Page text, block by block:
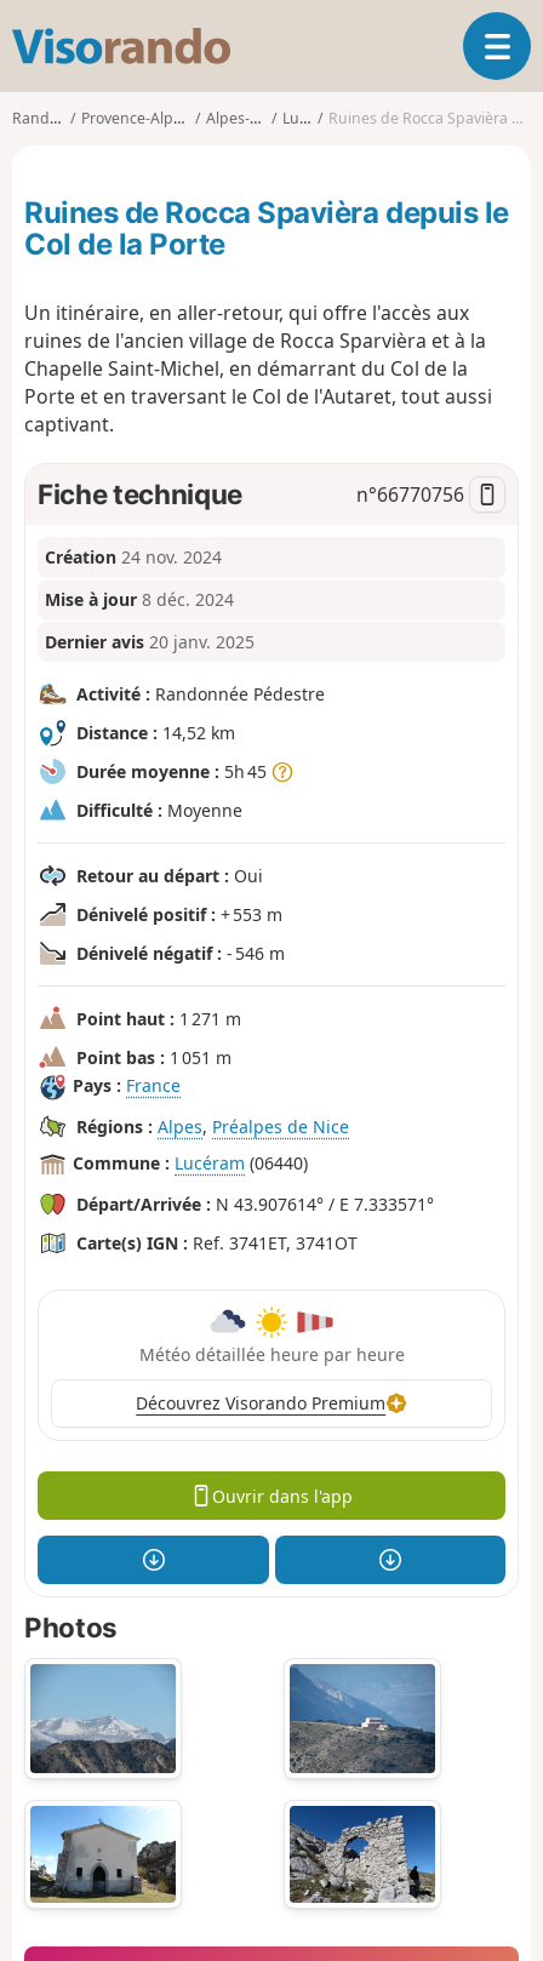
s
o
d
O
u
l
o
n
Randonnées Provence-Alpes-Côte d'Azur Alpes-Maritimes Lucéram Ruines de Rocca Spavièra depuis le Col de la Porte
Ruines de Rocca Spavièra depuis le
Col de la Porte
Un itinéraire, en aller-retour, qui offre l'accès aux
ruines de l'ancien village de Rocca Sparvièra et à la
Chapelle Saint-Michel, en démarrant du Col de la
Porte et en traversant le Col de l'Autaret, tout aussi
captivant.
Fiche technique n°66770756
Création 24 nov. 2024
Mise à jour 8 déc. 2024
Dernier avis 20 janv. 2025
Activité : Randonnée Pédestre
Distance : 14,52 km
Durée moyenne : 5h 45
Difficulté : Moyenne
Retour au départ : Oui
Dénivelé positif : + 553 m
Dénivelé négatif : - 546 m
Point haut : 1 271 m
Point bas : 1 051 m
Pays : France
Régions : Alpes, Préalpes de Nice
Commune : Lucéram (06440)
Départ/Arrivée : N 43.907614° / E 7.333571°
Carte(s) IGN : Ref. 3741ET, 3741OT
Météo détaillée heure par heure
Découvrez Visorando Premium
Ouvrir dans l'app
Photos